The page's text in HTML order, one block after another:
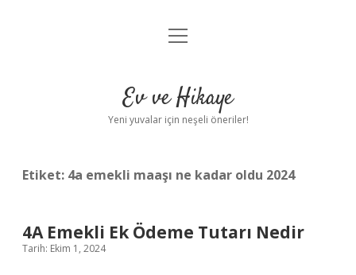
Anasayfa
Yasal Uyarı
menüyü
Ev ve Hikaye
Yeni yuvalar için neşeli öneriler!
Etiket: 4a emekli maaşı ne kadar oldu 2024
4A Emekli Ek Ödeme Tutarı Nedir
Tarih: Ekim 1, 2024